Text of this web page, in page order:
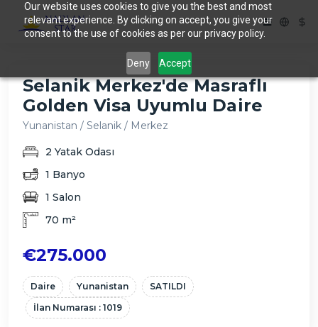
Our website uses cookies to give you the best and most
relevant experience. By clicking on accept, you give your
consent to the use of cookies as per our privacy policy.
Deny Accept
Selanik Merkez'de Masraflı
Golden Visa Uyumlu Daire
Yunanistan / Selanik / Merkez
2 Yatak Odası
1 Banyo
1 Salon
70 m²
€275.000
Daire Yunanistan
SATILDI
İlan Numarası : 1019